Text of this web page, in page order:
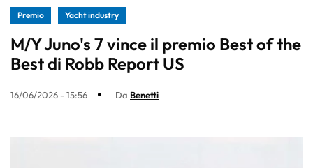
Premio Yacht industry
M/Y Juno's 7 vince il premio Best of the
Best di Robb Report US
16/06/2026 - 15:56 Da Benetti